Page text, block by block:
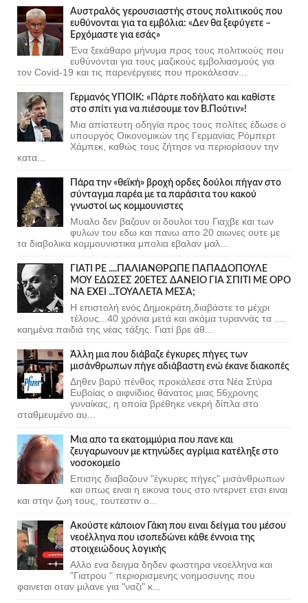
Αυστραλός γερουσιαστής στους πολιτικούς που
ευθύνονται για τα εμβόλια: «Δεν θα ξεφύγετε –
Ερχόμαστε για εσάς»
Ένα ξεκάθαρο μήνυμα προς τους πολιτικούς που
ευθύνονται για τους μαζικούς εμβολιασμούς για
τον Covid-19 και τις παρενέργειες που προκάλεσαν...
Γερμανός ΥΠΟΙΚ: «Πάρτε ποδήλατο και καθίστε
στο σπίτι για να πιέσουμε τον Β.Πούτιν»!
Μια απίστευτη οδηγία προς τους πολίτες έδωσε ο
υπουργός Οικονομικών της Γερμανίας Ρόμπερτ
Χάμπεκ, καθώς τους ζήτησε να περιορίσουν την
κατα...
Πάρα την «θεϊκή» βροχή ορδες δούλοι πήγαν στο
σύνταγμα παρέα με τα παράσιτα του κακού
γνωστοί ως κομμουνιστες
Μυαλο δεν βαζουν οι δουλοι του Γιαχβε και των
φυλων του εδω και πανω απο 20 αιωνες ουτε με
τα διαβολικα κομμουνιστικα μπολια εβαλαν μαλ...
ΓΙΑΤΙ ΡΕ ....ΠΑΛΙΑΝΘΡΩΠΕ ΠΑΠΑΔΟΠΟΥΛΕ
ΜΟΥ ΕΔΩΣΕΣ 20ΕΤΕΣ ΔΑΝΕΙΟ ΓΙΑ ΣΠΙΤΙ ΜΕ ΟΡΟ
ΝΑ ΕΧΕΙ ...ΤΟΥΑΛΕΤΑ ΜΕΣΑ;
Η επιστολή ενός Δημοκράτη,διαβάστε το μέχρι
τέλους...40 χρόνια μετά και ακόμα τυραννάς τα ....
καημένα παιδιά της νέας τάξης. Γιατί βρε άθ...
Άλλη μια που διάβαζε έγκυρες πήγες των
μισάνθρωπων πήγε αδιάβαστη ενώ έκανε διακοπές
Δηθεν βαρύ πένθος προκάλεσε στα Νέα Στύρα
Ευβοίας ο αιφνίδιος θάνατος μιας 56χρονης
γυναίκας, η οποία βρέθηκε νεκρή δίπλα στο
σταθμευμένο αυ...
Μια απο τα εκατομμύρια που πανε και
ζευγαρωνουν με κτηνώδες αγρίμια κατέληξε στο
νοσοκομείο
Επισης διαβαζουν "έγκυρες πήγες" μισάνθρωπων
και οπως ειναι η εικονα τους στο ιντερνετ ετσι ειναι
και στην ζωη τους, τουτεστιν ο...
Ακούστε κάποιον Γάκη που ειναι δείγμα του μέσου
νεοέλληνα που ισοπεδώνει κάθε έννοια της
στοιχειώδους λογικής
Αλλο ενα δειγμα δηδεν φωστηρα νεοελληνα και
"Γιατρου " περιορισμενης νοημοσυνης που
φαινεται οταν μιλανε για "ναζι" κ...